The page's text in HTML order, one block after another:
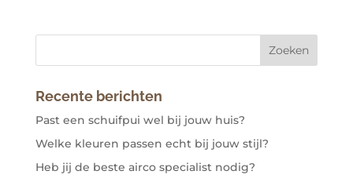
Recente berichten
Past een schuifpui wel bij jouw huis?
Welke kleuren passen echt bij jouw stijl?
Heb jij de beste airco specialist nodig?